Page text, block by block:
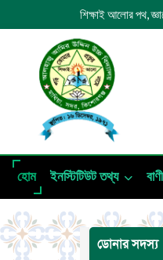
শিক্ষাই আলোর পথ,
হোম ইনস্টিটিউট তথ্য বাণী
ডোনার সদস্য